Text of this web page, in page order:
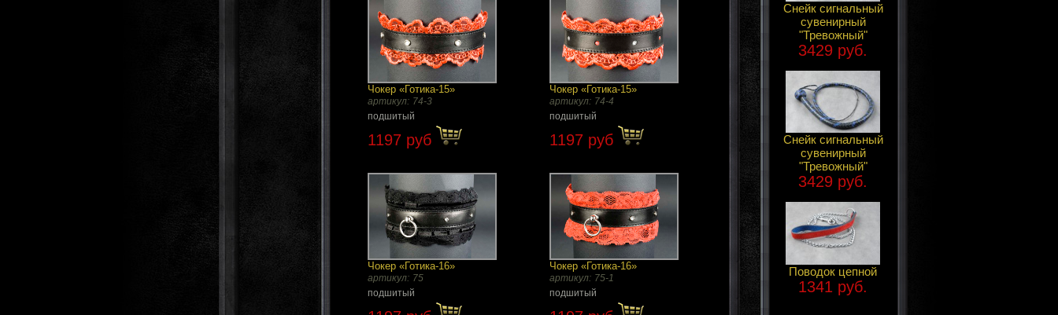
Чокер «Готика-15»
артикул: 74-3
подшитый
1197 руб
Чокер «Готика-15»
артикул: 74-4
подшитый
1197 руб
Чокер «Готика-16»
артикул: 75
подшитый
Чокер «Готика-16»
артикул: 75-1
подшитый
Снейк сигнальный
сувенирный
"Тревожный"
3429 руб.
Снейк сигнальный
сувенирный
"Тревожный"
3429 руб.
Поводок цепной
1341 руб.